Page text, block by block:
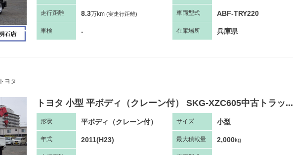
走行距離 8.3万km (実走行距離) 車両型式 ABF-TRY220
車検 - 在庫場所 兵庫県
トヨタ
トヨタ 小型 平ボディ（クレーン付） SKG-XZC605中古トラッ...
形状 平ボディ（クレーン付） サイズ 小型
年式 2011(H23) 最大積載量 2,000kg